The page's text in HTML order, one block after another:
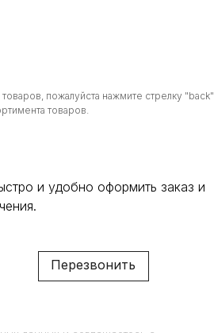
пожалуйста нажмите стрелку "back"
товаров.
Перезвонить
и удобно оформить заказ и